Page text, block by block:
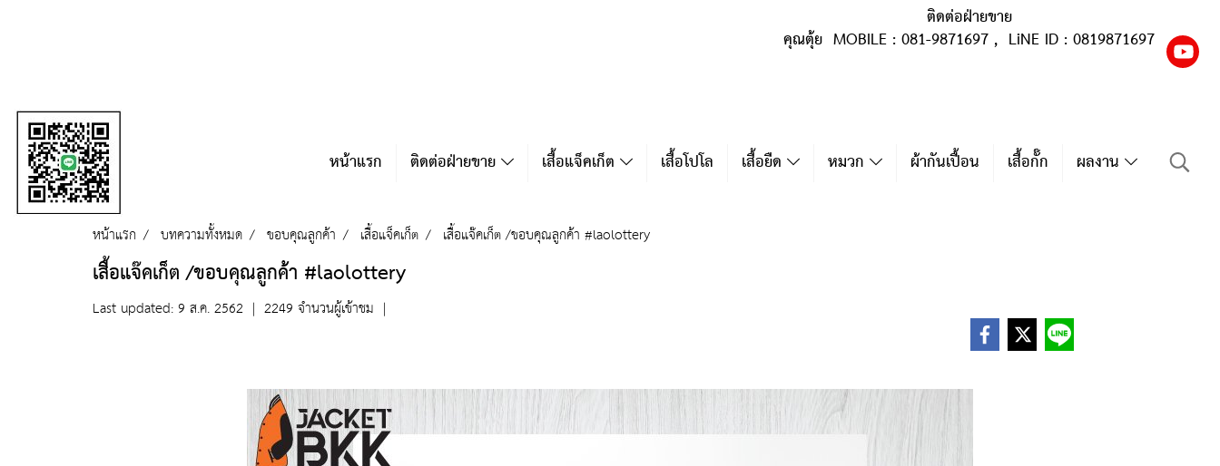
ติดต่อฝ่ายขาย
คุณตุ้ย MOBILE : 081-9871697 , LiNE ID : 0819871697
หน้าแรก ติดต่อฝ่ายขาย เสื้อแจ็คเก็ต เสื้อโปโล เสื้อยืด หมวก ผ้ากันเปื้อน เสื้อกั๊ก ผลงาน
หน้าแรก บทความทั้งหมด ขอบคุณลูกค้า เสื้อแจ็คเก็ต เสื้อแจ๊คเก็ต /ขอบคุณลูกค้า #laolottery
เสื้อแจ๊คเก็ต /ขอบคุณลูกค้า #laolottery
Last updated: 9 ส.ค. 2562 | 2249 จำนวนผู้เข้าชม |